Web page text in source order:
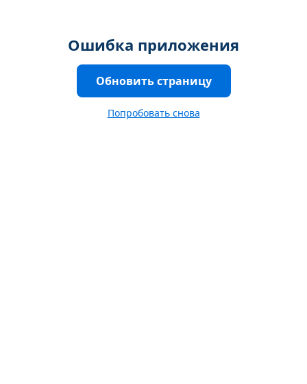
Ошибка приложения
Обновить страницу
Попробовать снова